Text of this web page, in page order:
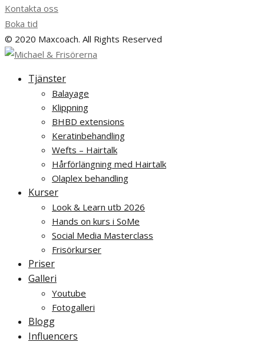
Kontakta oss
Boka tid
© 2020 Maxcoach. All Rights Reserved
Tjänster
Balayage
Klippning
BHBD extensions
Keratinbehandling
Wefts – Hairtalk
Hårförlängning med Hairtalk
Olaplex behandling
Kurser
Look & Learn utb 2026
Hands on kurs i SoMe
Social Media Masterclass
Frisörkurser
Priser
Galleri
Youtube
Fotogalleri
Blogg
Influencers